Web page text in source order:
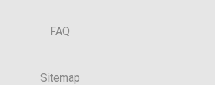
FAQ
Sitemap